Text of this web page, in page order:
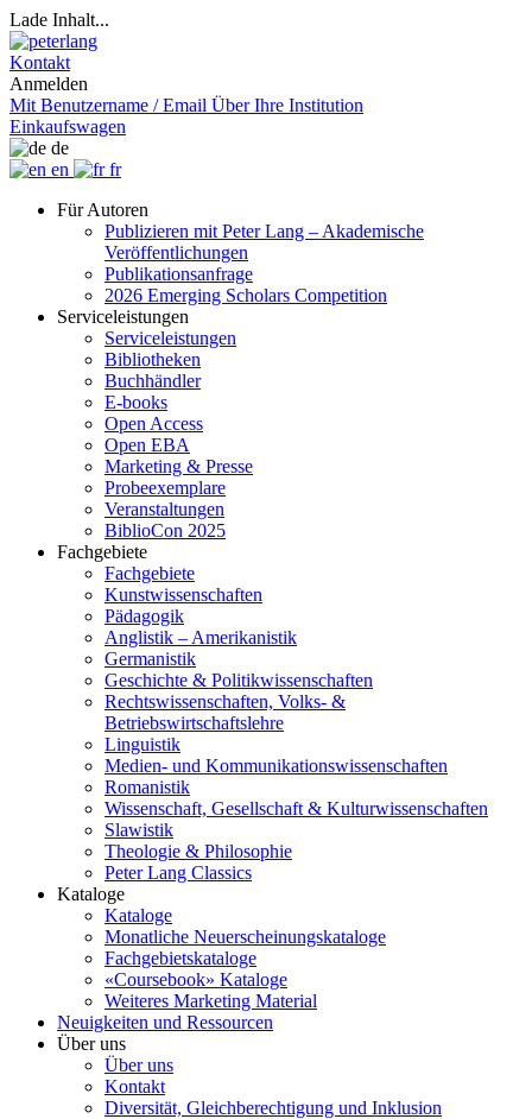
Lade Inhalt...
Kontakt
Anmelden
Mit Benutzername / Email Über Ihre Institution
Einkaufswagen
de
en
fr
Für Autoren
Publizieren mit Peter Lang – Akademische
Veröffentlichungen
Publikationsanfrage
2026 Emerging Scholars Competition
Serviceleistungen
Serviceleistungen
Bibliotheken
Buchhändler
E-books
Open Access
Open EBA
Marketing & Presse
Probeexemplare
Veranstaltungen
BiblioCon 2025
Fachgebiete
Fachgebiete
Kunstwissenschaften
Pädagogik
Anglistik – Amerikanistik
Germanistik
Geschichte & Politikwissenschaften
Rechtswissenschaften, Volks- &
Betriebswirtschaftslehre
Linguistik
Medien- und Kommunikationswissenschaften
Romanistik
Wissenschaft, Gesellschaft & Kulturwissenschaften
Slawistik
Theologie & Philosophie
Peter Lang Classics
Kataloge
Kataloge
Monatliche Neuerscheinungskataloge
Fachgebietskataloge
«Coursebook» Kataloge
Weiteres Marketing Material
Neuigkeiten und Ressourcen
Über uns
Über uns
Kontakt
Diversität, Gleichberechtigung und Inklusion